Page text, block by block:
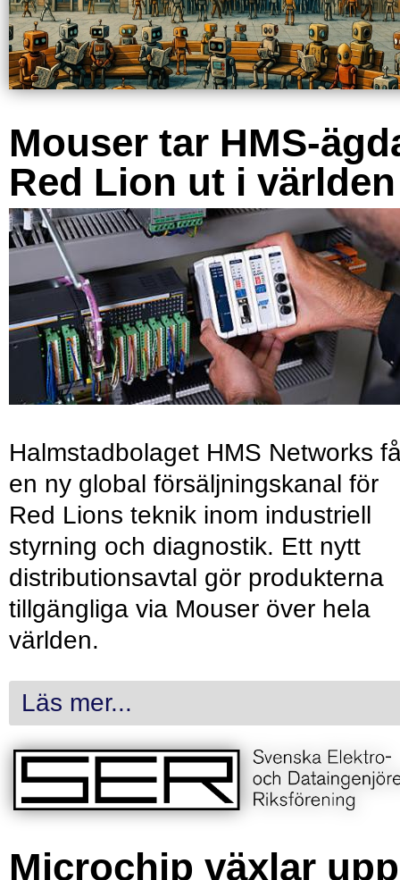
Mouser tar HMS-
Red Lion ut i världen
Halmstadbolaget HMS Networks
en ny global försäljningskanal för
Red Lions teknik inom industriell
styrning och diagnostik. Ett nytt
distributionsavtal gör produkterna
tillgängliga via Mouser över hela
världen.
Läs mer...
Microchip växlar upp